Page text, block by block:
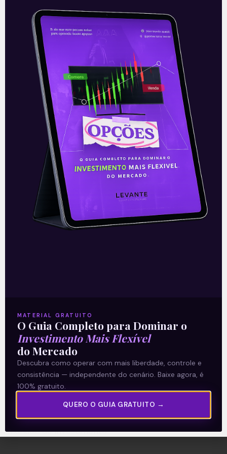
O desemprego não é mais
aquele | Domingo de Valor
Criação de vagas nos Estados Unidos
abaixo do esperado em agosto pode
indicar mudanças muito profundas
Leia mais
05/09/2021
Termos e Condições
Política de Privacidade
Explore
Artigos
E Eu Com Isso?
Vídeos no Youtube
Manuais de Investimento
MATERIAL GRATUITO
O Guia Completo para Dominar o
Investimento Mais Flexível
do Mercado
Descubra como operar com mais liberdade, controle e
consistência — independente do cenário. Baixe agora, é
100% gratuito.
QUERO O GUIA GRATUITO →